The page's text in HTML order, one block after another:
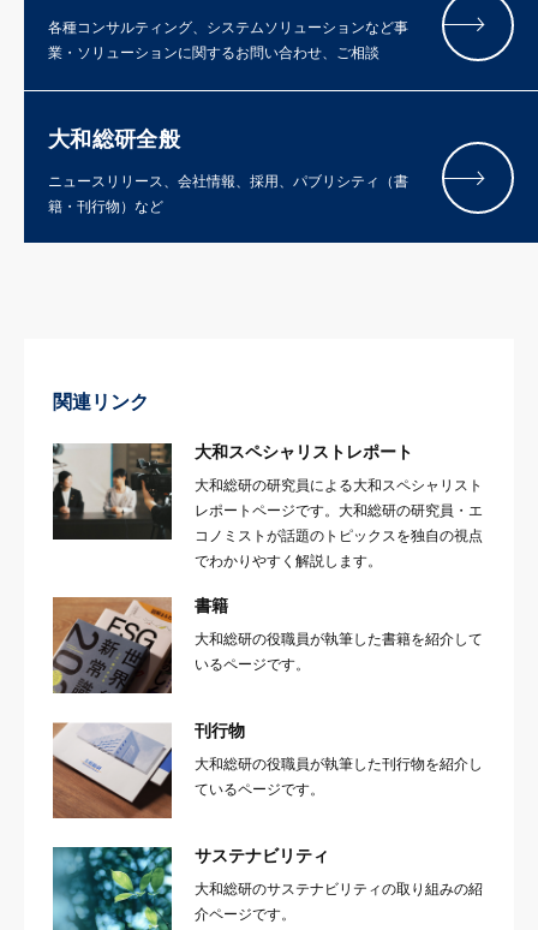
各種コンサルティング、システムソリューションなど事
業・ソリューションに関するお問い合わせ、ご相談
大和総研全般
ニュースリリース、会社情報、採用、パブリシティ（書
籍・刊行物）など
関連リンク
大和スペシャリストレポート
大和総研の研究員による大和スペシャリスト
レポートページです。大和総研の研究員・エ
コノミストが話題のトピックスを独自の視点
でわかりやすく解説します。
書籍
大和総研の役職員が執筆した書籍を紹介して
いるページです。
刊行物
大和総研の役職員が執筆した刊行物を紹介し
ているページです。
サステナビリティ
大和総研のサステナビリティの取り組みの紹
介ページです。